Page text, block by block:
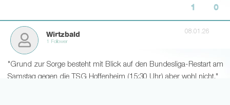
1 0
Wirtzbald
1 Follower
08.01.26
"Grund zur Sorge besteht mit Blick auf den Bundesliga-Restart am
Samstag gegen die TSG Hoffenheim (15:30 Uhr) aber wohl nicht."